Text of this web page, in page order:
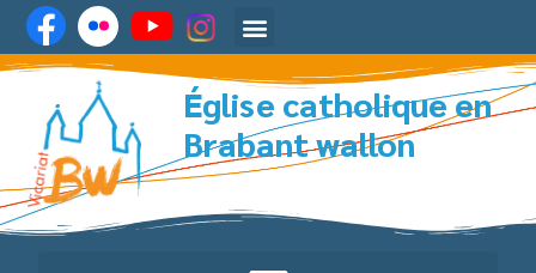
Église catholique en
Brabant wallon